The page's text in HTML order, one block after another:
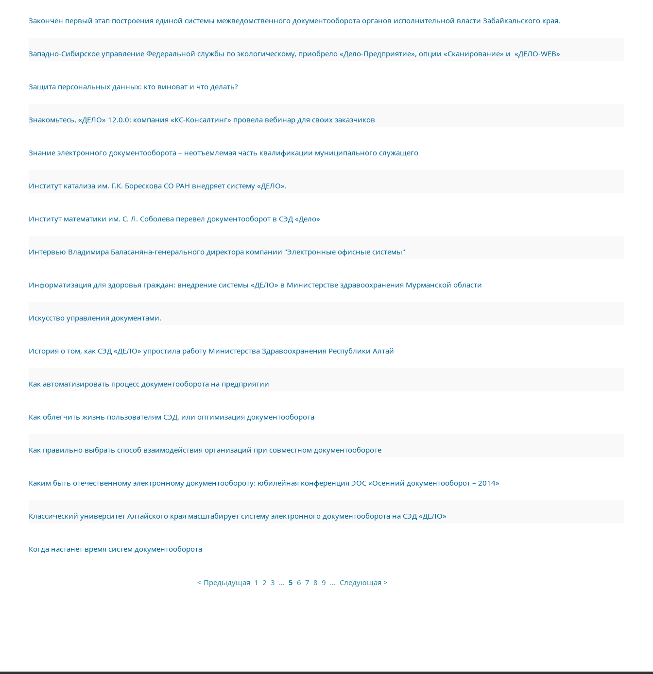
Закончен первый этап построения единой системы межведомственного документооборота органов исполнительной власти Забайкальского края.
Западно-Сибирское управление Федеральной службы по экологическому, приобрело «Дело-Предприятие», опции «Сканирование» и «ДЕЛО-WEB»
Защита персональных данных: кто виноват и что делать?
Знакомьтесь, «ДЕЛО» 12.0.0: компания «КС-Консалтинг» провела вебинар для своих заказчиков
Знание электронного документооборота – неотъемлемая часть квалификации муниципального служащего
Институт катализа им. Г.К. Борескова СО РАН внедряет систему «ДЕЛО».
Институт математики им. С. Л. Соболева перевел документооборот в СЭД «Дело»
Интервью Владимира Баласаняна-генерального директора компании "Электронные офисные системы"
Информатизация для здоровья граждан: внедрение системы «ДЕЛО» в Министерстве здравоохранения Мурманской области
Искусство управления документами.
История о том, как СЭД «ДЕЛО» упростила работу Министерства Здравоохранения Республики Алтай
Как автоматизировать процесс документооборота на предприятии
Как облегчить жизнь пользователям СЭД, или оптимизация документооборота
Как правильно выбрать способ взаимодействия организаций при совместном документообороте
Каким быть отечественному электронному документообороту: юбилейная конференция ЭОС «Осенний документооборот – 2014»
Классический университет Алтайского края масштабирует систему электронного документооборота на СЭД «ДЕЛО»
Когда настанет время систем документооборота
1 2 3 ... 5 6 7 8 9 ...